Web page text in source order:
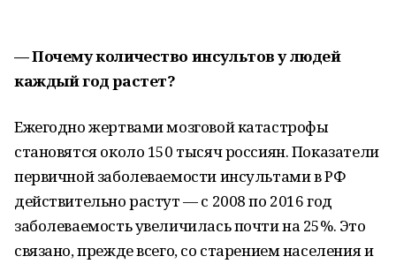
— Почему количество инсультов у людей
каждый год растет?
Ежегодно жертвами мозговой катастрофы
становятся около 150 тысяч россиян. Показатели
первичной заболеваемости инсультами в РФ
действительно растут — с 2008 по 2016 год
заболеваемость увеличилась почти на 25%. Это
связано, прежде всего, со старением населения и